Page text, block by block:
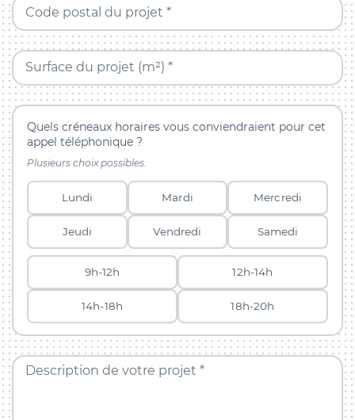
Code postal du projet *
Surface du projet (m²) *
Quels créneaux horaires vous conviendraient pour cet
appel téléphonique ?
Plusieurs choix possibles.
Lundi Mardi Mercredi
Jeudi Vendredi Samedi
9h-12h 12h-14h
14h-18h 18h-20h
Description de votre projet *